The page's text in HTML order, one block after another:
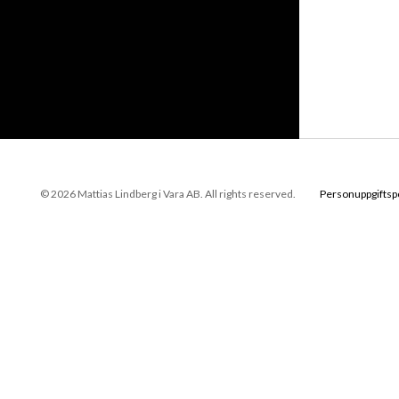
© 2026 Mattias Lindberg i Vara AB. All rights reserved.